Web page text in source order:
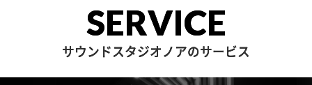
SERVICE
サウンドスタジオノアのサービス